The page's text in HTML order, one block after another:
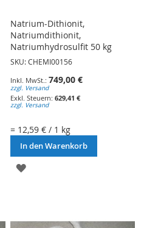
Natrium-Dithionit,
Natriumdithionit,
Natriumhydrosulfit 50 kg
SKU: CHEMI00156
749,00 €
zzgl. Versand
629,41 €
zzgl. Versand
= 12,59 € / 1 kg
In den Warenkorb
ZUR